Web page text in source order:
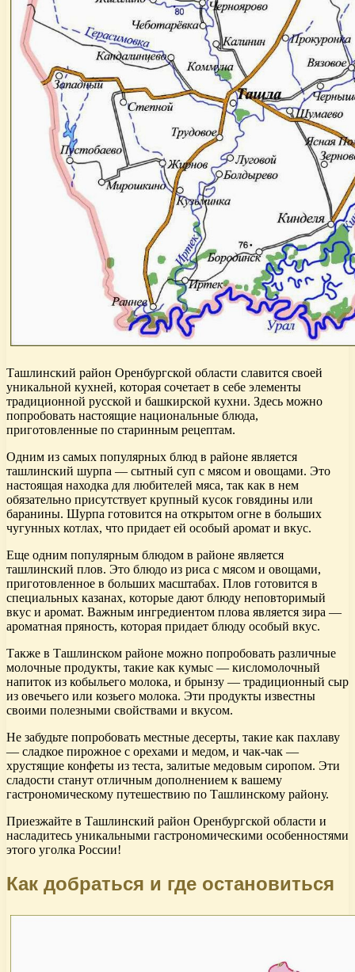
Ташлинский район Оренбургской области славится своей
уникальной кухней, которая сочетает в себе элементы
традиционной русской и башкирской кухни. Здесь можно
попробовать настоящие национальные блюда,
приготовленные по старинным рецептам.
Одним из самых популярных блюд в районе является
ташлинский шурпа — сытный суп с мясом и овощами. Это
настоящая находка для любителей мяса, так как в нем
обязательно присутствует крупный кусок говядины или
баранины. Шурпа готовится на открытом огне в больших
чугунных котлах, что придает ей особый аромат и вкус.
Еще одним популярным блюдом в районе является
ташлинский плов. Это блюдо из риса с мясом и овощами,
приготовленное в больших масштабах. Плов готовится в
специальных казанах, которые дают блюду неповторимый
вкус и аромат. Важным ингредиентом плова является зира —
ароматная пряность, которая придает блюду особый вкус.
Также в Ташлинском районе можно попробовать различные
молочные продукты, такие как кумыс — кисломолочный
напиток из кобыльего молока, и брынзу — традиционный сыр
из овечьего или козьего молока. Эти продукты известны
своими полезными свойствами и вкусом.
Не забудьте попробовать местные десерты, такие как пахлаву
— сладкое пирожное с орехами и медом, и чак-чак —
хрустящие конфеты из теста, залитые медовым сиропом. Эти
сладости станут отличным дополнением к вашему
гастрономическому путешествию по Ташлинскому району.
Приезжайте в Ташлинский район Оренбургской области и
насладитесь уникальными гастрономическими особенностями
этого уголка России!
Как добраться и где остановиться